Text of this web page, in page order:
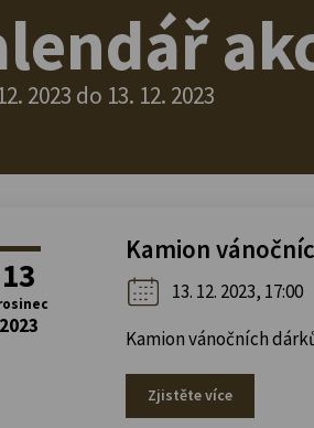
2023 do 13. 12. 2023
13
2023
Kamion
13. 12. 2023, 17:00
Kamion vánočních
Zjistěte více